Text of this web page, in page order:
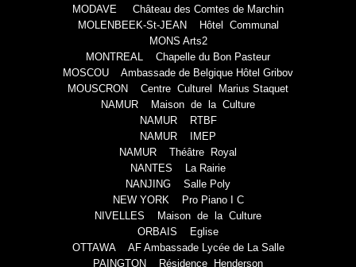
MODAVE Château des Comtes de Marchin
MOLENBEEK-St-JEAN Hôtel Communal
MONS Arts2
MONTREAL Chapelle du Bon Pasteur
MOSCOU Ambassade de Belgique Hôtel Gribov
MOUSCRON Centre Culturel Marius Staquet
NAMUR Maison de la Culture
NAMUR RTBF
NAMUR IMEP
NAMUR Théâtre Royal
NANTES La Rairie
NANJING Salle Poly
NEW YORK Pro Piano I C
NIVELLES Maison de la Culture
ORBAIS Eglise
OTTAWA AF Ambassade Lycée de La Salle
PAINGTON Résidence Henderson